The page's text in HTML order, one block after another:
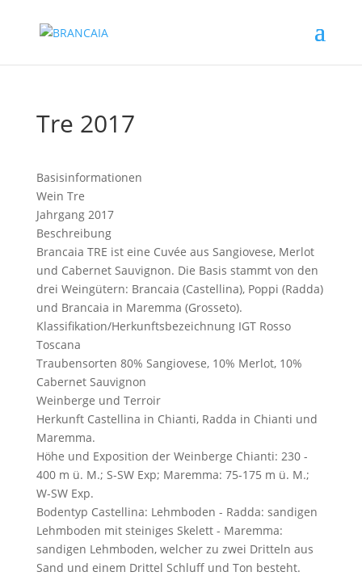
Tre 2017
Basisinformationen
Wein Tre
Jahrgang2017
Beschreibung
Brancaia TRE ist eine Cuvée aus Sangiovese, Merlot
und Cabernet Sauvignon. Die Basis stammt von den
drei Weingütern: Brancaia (Castellina), Poppi (Radda)
und Brancaia in Maremma (Grosseto).
Klassifikation/HerkunftsbezeichnungIGT Rosso
Toscana
Traubensorten 80% Sangiovese, 10% Merlot, 10%
Cabernet Sauvignon
Weinberge und Terroir
HerkunftCastellina in Chianti, Radda in Chianti und
Maremma.
Höhe und Exposition der Weinberge Chianti: 230 -
400 m ü. M.; S-SW Exp; Maremma: 75-175 m ü. M.;
W-SW Exp.
Bodentyp Castellina: Lehmboden - Radda: sandigen
Lehmboden mit steiniges Skelett - Maremma:
sandigen Lehmboden, welcher zu zwei Dritteln aus
Sand und einem Drittel Schluff und Ton besteht.